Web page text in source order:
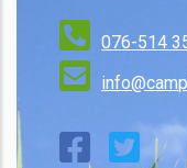
076-514